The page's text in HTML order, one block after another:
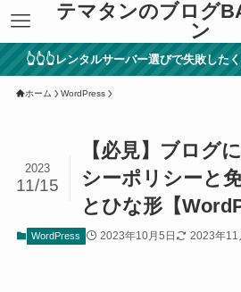
テマタンのブログ
ン
👆👆👆レンタルサーバー選びで失敗した
ホーム WordPress
【必見】ブログ
シーポリシーと
とひな形【
2023
11/15
WordPress 2023年10月5日 2023年11